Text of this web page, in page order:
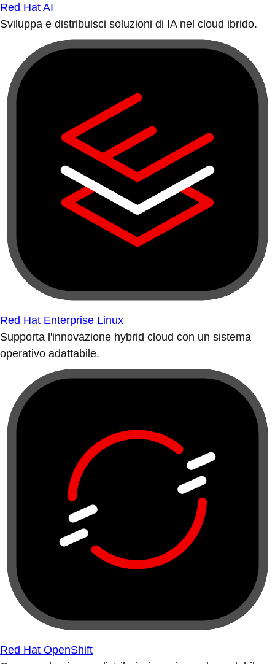
Red Hat AI
Sviluppa e distribuisci soluzioni di IA nel cloud ibrido.
Red Hat Enterprise Linux
Supporta l'innovazione hybrid cloud con un sistema
operativo adattabile.
Red Hat OpenShift